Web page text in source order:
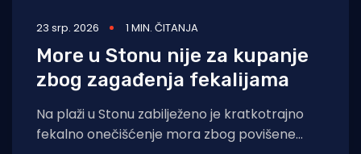
23 srp. 2026 1 MIN. ČITANJA
More u Stonu nije za kupanje
zbog zagađenja fekalijama
Na plaži u Stonu zabilježeno je kratkotrajno
fekalno onečišćenje mora zbog povišene